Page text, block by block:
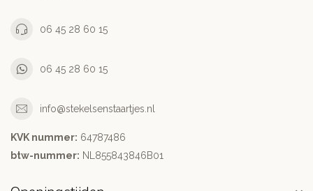
06 45 28 60 15
06 45 28 60 15
info@stekelsenstaartjes.nl
KVK nummer: 64787486
btw-nummer: NL855843846B01